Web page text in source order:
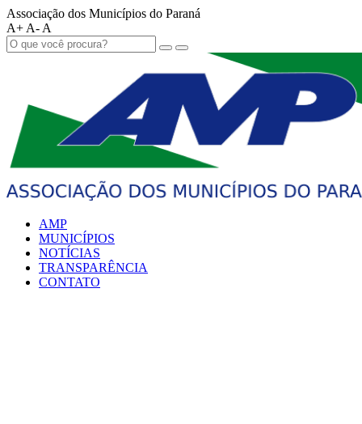
Associação dos Municípios do Paraná
A+ A- A
AMP
MUNICÍPIOS
NOTÍCIAS
TRANSPARÊNCIA
CONTATO